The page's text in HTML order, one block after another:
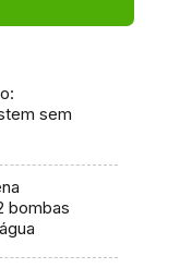
sem
bombas